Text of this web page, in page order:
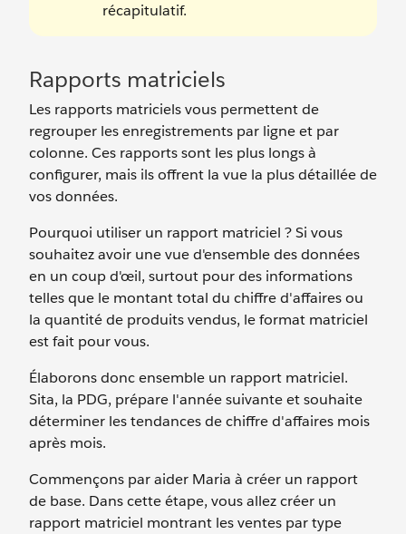
récapitulatif.
Rapports matriciels
Les rapports matriciels vous permettent de
regrouper les enregistrements par ligne et par
colonne. Ces rapports sont les plus longs à
configurer, mais ils offrent la vue la plus détaillée de
vos données.
Pourquoi utiliser un rapport matriciel ? Si vous
souhaitez avoir une vue d'ensemble des données
en un coup d'œil, surtout pour des informations
telles que le montant total du chiffre d'affaires ou
la quantité de produits vendus, le format matriciel
est fait pour vous.
Élaborons donc ensemble un rapport matriciel.
Sita, la PDG, prépare l'année suivante et souhaite
déterminer les tendances de chiffre d'affaires mois
après mois.
Commençons par aider Maria à créer un rapport
de base. Dans cette étape, vous allez créer un
rapport matriciel montrant les ventes par type